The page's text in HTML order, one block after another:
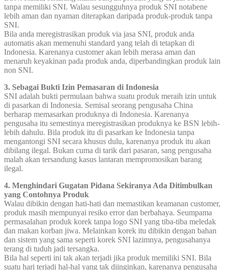
tanpa memiliki SNI. Walau sesungguhnya produk SNI notabene
lebih aman dan nyaman diterapkan daripada produk-produk tanpa
SNI.
Bila anda meregistrasikan produk via jasa SNI, produk anda
automatis akan memenuhi standard yang telah di tetapkan di
Indonesia. Karenanya customer akan lebih merasa aman dan
menaruh keyakinan pada produk anda, diperbandingkan produk lain
non SNI.
3. Sebagai Bukti Izin Pemasaran di Indonesia
SNI adalah bukti permulaan bahwa suatu produk meraih izin untuk
di pasarkan di Indonesia. Semisal seorang pengusaha China
berharap memasarkan produknya di Indonesia. Karenanya
pengusaha itu semestinya meregistrasikan produknya ke BSN lebih-
lebih dahulu. Bila produk itu di pasarkan ke Indonesia tanpa
mengantongi SNI secara khusus dulu, karenanya produk itu akan
dibilang ilegal. Bukan cuma di tarik dari pasaran, sang pengusaha
malah akan tersandung kasus lantaran mempromosikan barang
ilegal.
4. Menghindari Gugatan Pidana Sekiranya Ada Ditimbulkan
yang Contohnya Produk
Walau dibikin dengan hati-hati dan memastikan keamanan customer,
produk masih mempunyai resiko error dan berbahaya. Seumpama
permasalahan produk korek tanpa logo SNI yang tiba-tiba meledak
dan makan korban jiwa. Melainkan korek itu dibikin dengan bahan
dan sistem yang sama seperti korek SNI lazimnya, pengusahanya
terang di tuduh jadi tersangka.
Bila hal seperti ini tak akan terjadi jika produk memiliki SNI. Bila
suatu hari terjadi hal-hal yang tak diinginkan, karenanya pengusaha